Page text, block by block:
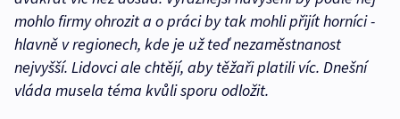
mohlo firmy ohrozit a o práci by tak mohli přijít horníci -
hlavně v regionech, kde je už teď nezaměstnanost
nejvyšší. Lidovci ale chtějí, aby těžaři platili víc. Dnešní
vláda musela téma kvůli sporu odložit.